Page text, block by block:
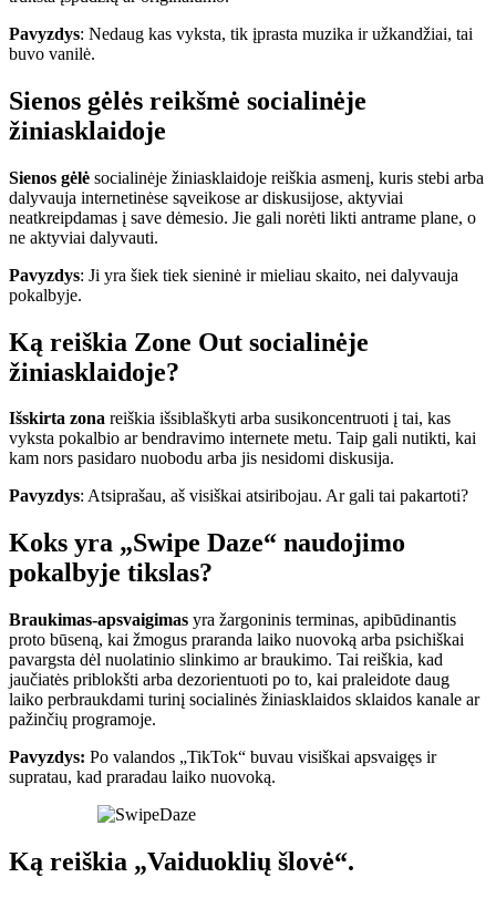
Pavyzdys: Nedaug kas vyksta, tik įprasta muzika ir užkandžiai, tai
buvo vanilė.
Sienos gėlės reikšmė socialinėje
žiniasklaidoje
Sienos gėlė socialinėje žiniasklaidoje reiškia asmenį, kuris stebi arba
dalyvauja internetinėse sąveikose ar diskusijose, aktyviai
neatkreipdamas į save dėmesio. Jie gali norėti likti antrame plane, o
ne aktyviai dalyvauti.
Pavyzdys: Ji yra šiek tiek sieninė ir mieliau skaito, nei dalyvauja
pokalbyje.
Ką reiškia Zone Out socialinėje
žiniasklaidoje?
Išskirta zona reiškia išsiblaškyti arba susikoncentruoti į tai, kas
vyksta pokalbio ar bendravimo internete metu. Taip gali nutikti, kai
kam nors pasidaro nuobodu arba jis nesidomi diskusija.
Pavyzdys: Atsiprašau, aš visiškai atsiribojau. Ar gali tai pakartoti?
Koks yra „Swipe Daze“ naudojimo
pokalbyje tikslas?
Braukimas-apsvaigimas yra žargoninis terminas, apibūdinantis
proto būseną, kai žmogus praranda laiko nuovoką arba psichiškai
pavargsta dėl nuolatinio slinkimo ar braukimo. Tai reiškia, kad
jaučiatės priblokšti arba dezorientuoti po to, kai praleidote daug
laiko perbraukdami turinį socialinės žiniasklaidos sklaidos kanale ar
pažinčių programoje.
Pavyzdys: Po valandos „TikTok“ buvau visiškai apsvaigęs ir
supratau, kad praradau laiko nuovoką.
Ką reiškia „Vaiduoklių šlovė“.